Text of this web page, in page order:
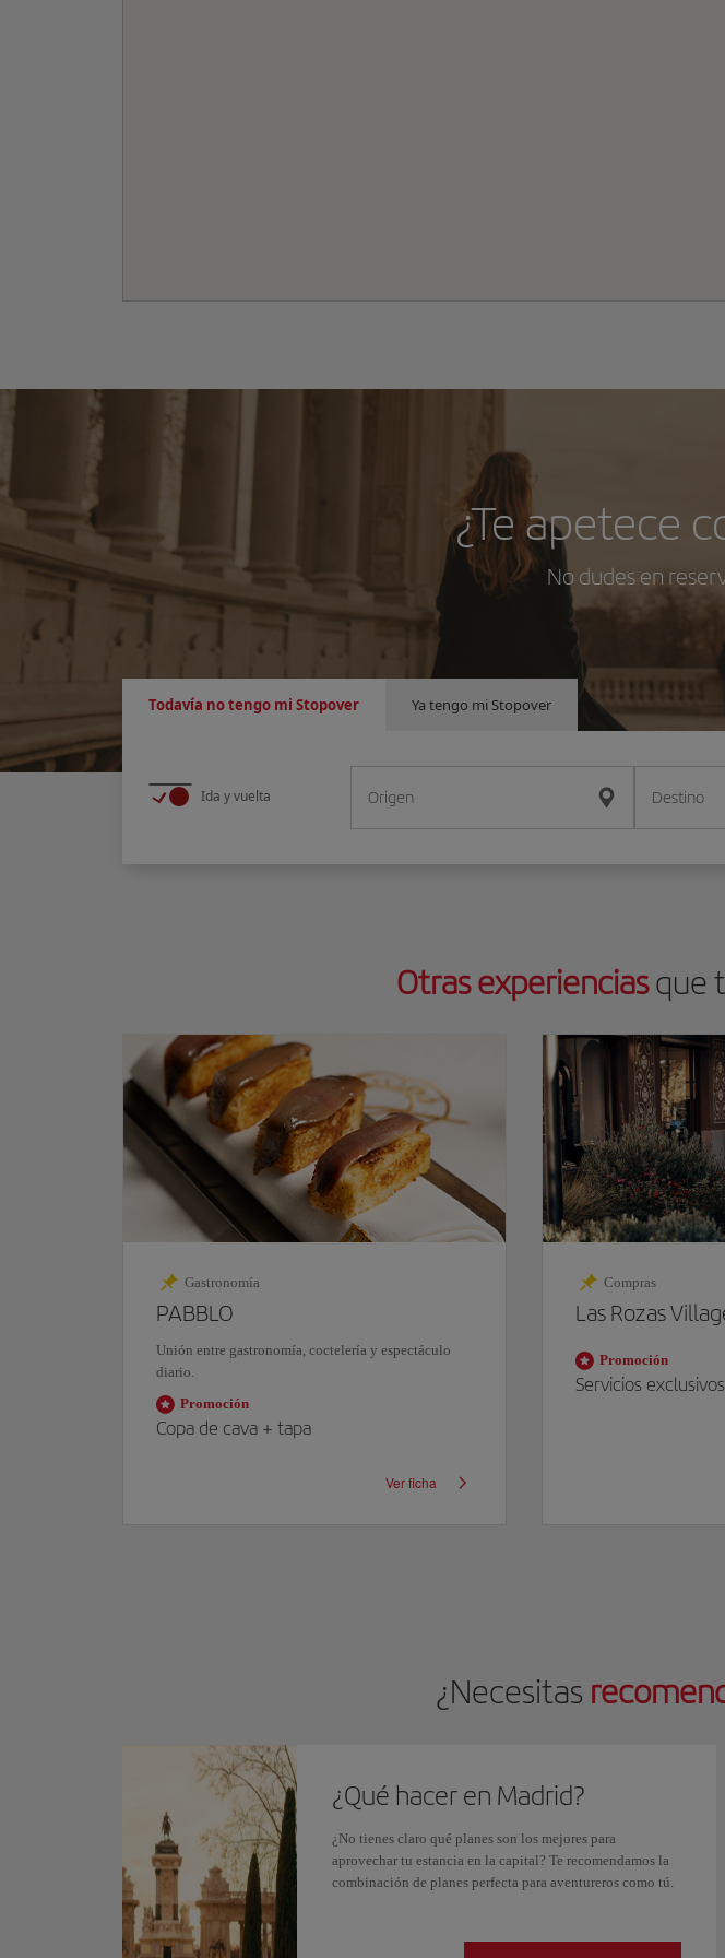
¿Te apetece
No dudes en
Todavía no tengo mi Stopover Ya tengo mi Stopover
L Ida y vuelta Origen Destino
Otras experienciasque
Gastronomía
PABBLO
Unión entre gastronomía, coctelería y espectáculo
diario.
Promoción
Copa de cava + tapa
Ver ficha
Compras
Las Rozas
Promoción
Servicios exclusivos
¿Necesitas
¿Qué hacer en Madrid?
¿No tienes claro qué planes son los mejores para
aprovechar tu estancia en la capital? Te recomendamos la
combinación de planes perfecta para aventureros como tú.